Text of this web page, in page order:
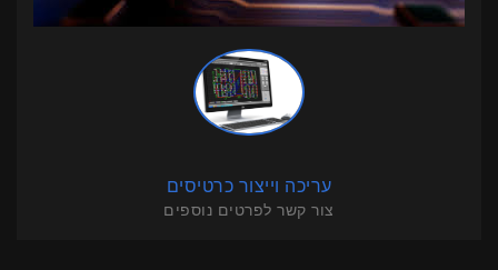
עריכה וייצור כרטיסים
צור קשר לפרטים נוספים